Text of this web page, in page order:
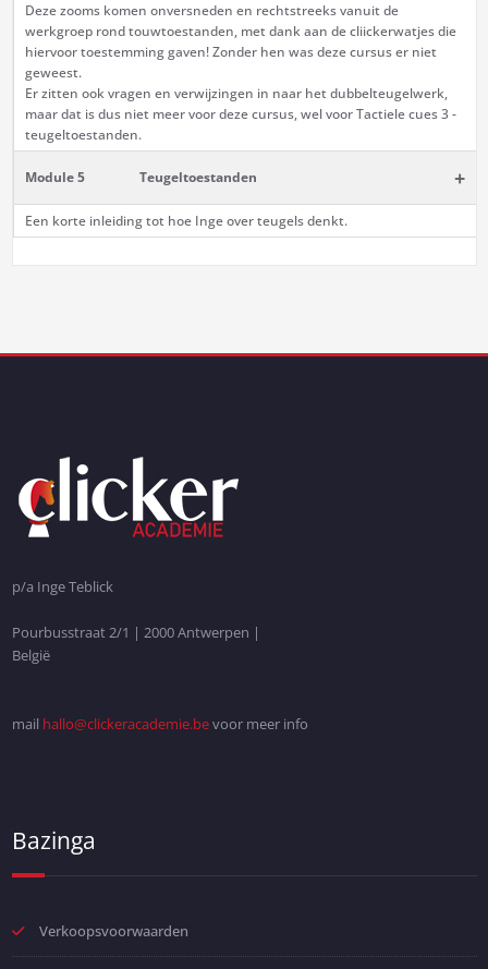
Deze zooms komen onversneden en rechtstreeks vanuit de
werkgroep rond touwtoestanden, met dank aan de cliickerwatjes die
hiervoor toestemming gaven! Zonder hen was deze cursus er niet
geweest.
Er zitten ook vragen en verwijzingen in naar het dubbelteugelwerk,
maar dat is dus niet meer voor deze cursus, wel voor Tactiele cues 3 -
teugeltoestanden.
Module 5 Teugeltoestanden +
Een korte inleiding tot hoe Inge over teugels denkt.
p/a Inge Teblick
Pourbusstraat 2/1 | 2000 Antwerpen |
België
mail hallo@clickeracademie.bevoor meer info
Bazinga
Verkoopsvoorwaarden